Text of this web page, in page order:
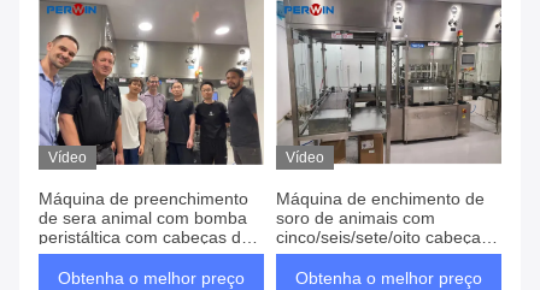
Vídeo
Máquina de preenchimento
de sera animal com bomba
peristáltica com cabeças de
preenchimento e tampa a
servo motor
Obtenha o melhor preço
Vídeo
Máquina de enchimento de
soro de animais com
cinco/seis/sete/oito cabeças
de enchimento
Obtenha o melhor preço